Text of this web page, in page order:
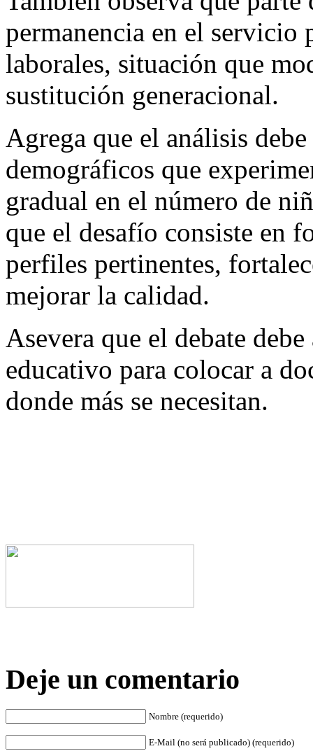
permanencia en el servicio
laborales, situación que
sustitución generacional.
Agrega que el análisis
demográficos que
gradual en el número de
que el desafío consiste en
perfiles pertinentes,
mejorar la calidad.
Asevera que el debate
educativo para colocar a
donde más se necesitan.
Deje un comentario
Nombre (requerido)
E-Mail (no será publicado) (requerido)